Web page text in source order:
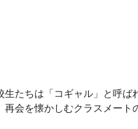
たちは「コギャル」と呼ば
会を懐かしむクラスメート
彼女は思いもかけない人物